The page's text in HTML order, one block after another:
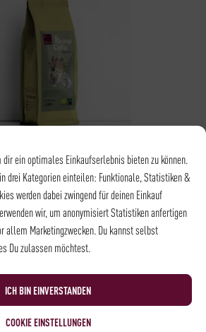
ein optimales Einkaufserlebnis bieten zu können.
drei Kategorien einteilen: Funktionale, Statistiken &
werden dabei zwingend für deinen Einkauf
wir, um anonymisiert Statistiken anfertigen
allem Marketingzwecken. Du kannst selbst
Du zulassen möchtest.
ICH BIN EINVERSTANDEN
COOKIE EINSTELLUNGEN
BLEND
HERITAGE
COFFEE
ab 18,00
STÄRKE
AROMA Blutorange,
Schokolade,
Agavensirup